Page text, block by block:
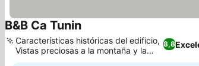
B&B Ca Tunin
8,8
Características históricas del edificio,
Vistas preciosas a la montaña y la
ciudad